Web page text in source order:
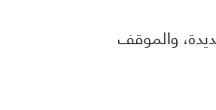
والموقف